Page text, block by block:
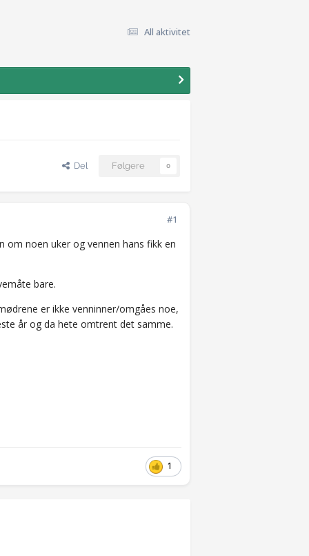
All aktivitet
Del Følgere 0
#1
om noen uker og vennen hans fikk en
bare.
er ikke venninner/omgåes noe,
år og da hete omtrent det samme.
1